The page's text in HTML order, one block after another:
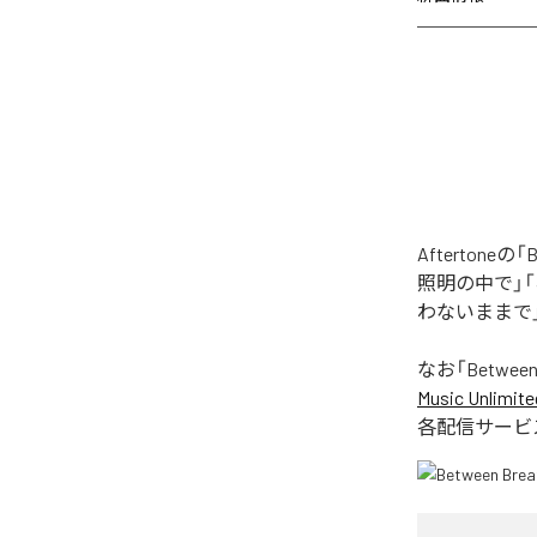
Aftertoneの「
照明の中で」
わないままで
なお「
Music
各配信サービ